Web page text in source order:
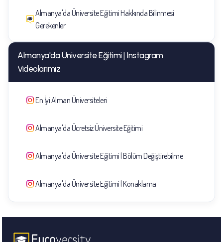
Almanya'da Üniversite Eğitimi Hakkında Bilinmesi
Gerekenler
Almanya'da Üniversite Eğitimi | Instagram
Videolarımız
En İyi Alman Üniversiteleri
Almanya'da Ücretsiz Üniversite Eğitimi
Almanya'da Üniversite Eğitimi | Bölüm Değiştirebilme
Almanya'da Üniversite Eğitimi | Konaklama